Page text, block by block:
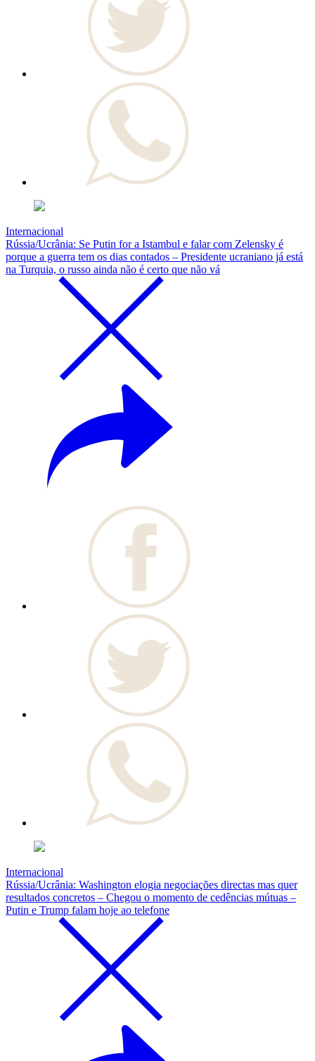
Internacional
Rússia/Ucrânia: Se Putin for a Istambul e falar com Zelensky é
porque a guerra tem os dias contados – Presidente ucraniano já está
na Turquia, o russo ainda não é certo que não vá
Internacional
Rússia/Ucrânia: Washington elogia negociações directas mas quer
resultados concretos – Chegou o momento de cedências mútuas –
Putin e Trump falam hoje ao telefone